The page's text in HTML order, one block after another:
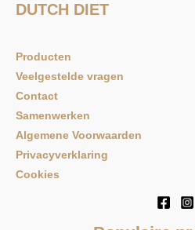
DUTCH DIET
Producten
Veelgestelde vragen
Contact
Samenwerken
Algemene Voorwaarden
Privacyverklaring
Cookies